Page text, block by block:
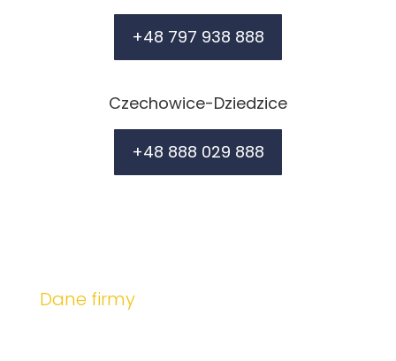
+48 797 938 888
Czechowice-Dziedzice
+48 888 029 888
Dane firmy